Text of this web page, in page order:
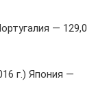
— 129,0
г.) Япония —